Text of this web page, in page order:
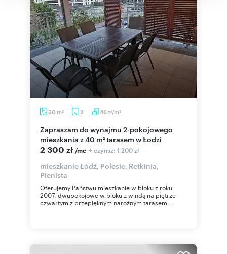
50 m2 2 46zł/m2
Zapraszam do wynajmu 2-pokojowego
mieszkania z 40 m² tarasem w Łodzi
2 300 zł /mc + czynsz: 1 200 zł
mieszkanie Łódź, Polesie, Retkinia,
Pienista
Oferujemy Państwu mieszkanie w bloku z roku
2007, dwupokojowe w bloku z windą na piętrze
czwartym z przepięknym narożnym tarasem...